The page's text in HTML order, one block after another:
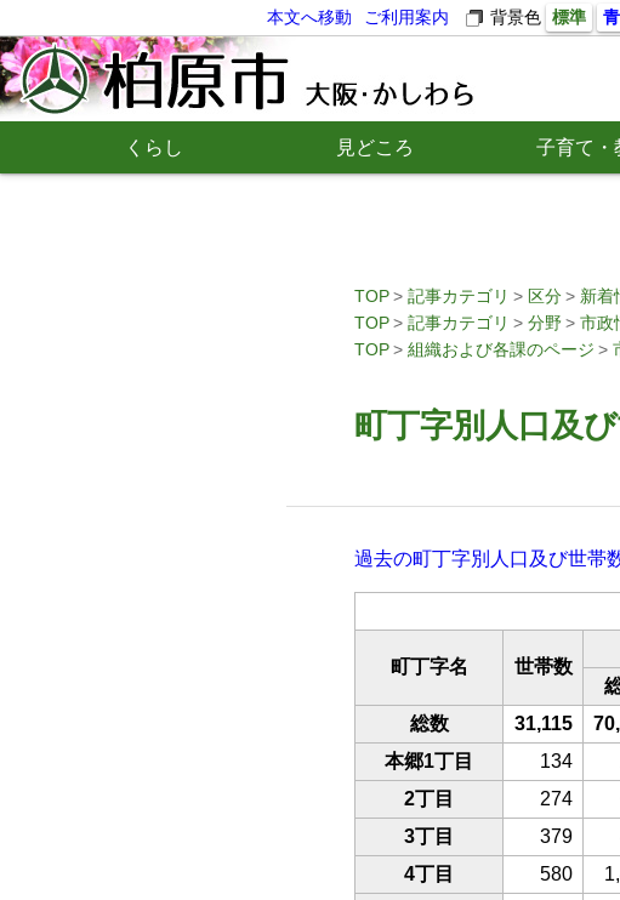
本文へ移動 ご利用案内 背景色 標準 青
くらし 見どころ 子育て・
TOP 記事カテゴリ 区分
新着
TOP
記事カテゴリ 分野 市政
TOP
組織および各課のページ
町丁字別人口及
過去の町丁字別人口及び世帯
町丁字名 世帯数
総数
31,115
本郷1丁目
134
2丁目
274
3丁目
379
4丁目
580